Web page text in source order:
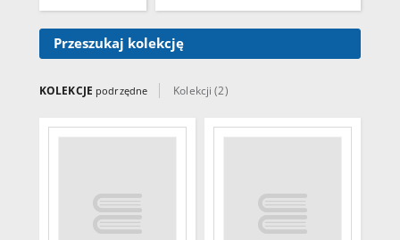
Przeszukaj kolekcję
KOLEKCJE podrzędne Kolekcji (2)